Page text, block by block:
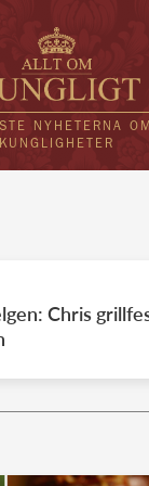
NYHETERNA OM
KUNGLIGHETER
UTLÄNDSKT
kungahuset
Chris